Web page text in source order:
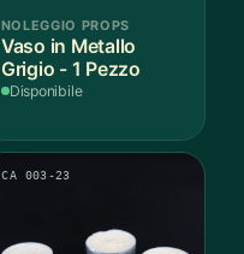
NOLEGGIO PROPS
Vaso in Metallo
Grigio - 1 Pezzo
Disponibile
CA 003-23